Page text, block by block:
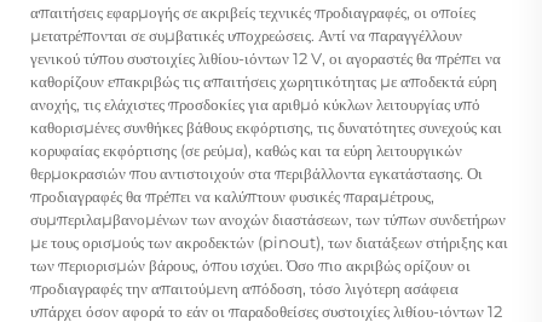
απαιτήσεις εφαρμογής σε ακριβείς τεχνικές προδιαγραφές, οι οποίες
μετατρέπονται σε συμβατικές υποχρεώσεις. Αντί να παραγγέλλουν
γενικού τύπου συστοιχίες λιθίου-ιόντων 12 V, οι αγοραστές θα πρέπει να
καθορίζουν επακριβώς τις απαιτήσεις χωρητικότητας με αποδεκτά εύρη
ανοχής, τις ελάχιστες προσδοκίες για αριθμό κύκλων λειτουργίας υπό
καθορισμένες συνθήκες βάθους εκφόρτισης, τις δυνατότητες συνεχούς και
κορυφαίας εκφόρτισης (σε ρεύμα), καθώς και τα εύρη λειτουργικών
θερμοκρασιών που αντιστοιχούν στα περιβάλλοντα εγκατάστασης. Οι
προδιαγραφές θα πρέπει να καλύπτουν φυσικές παραμέτρους,
συμπεριλαμβανομένων των ανοχών διαστάσεων, των τύπων συνδετήρων
με τους ορισμούς των ακροδεκτών (pinout), των διατάξεων στήριξης και
των περιορισμών βάρους, όπου ισχύει. Όσο πιο ακριβώς ορίζουν οι
προδιαγραφές την απαιτούμενη απόδοση, τόσο λιγότερη ασάφεια
υπάρχει όσον αφορά το εάν οι παραδοθείσες συστοιχίες λιθίου-ιόντων 12